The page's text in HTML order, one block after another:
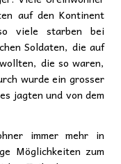
auf den Kontinent
viele starben bei
Soldaten, die auf
die so waren,
wurde ein grosser
jagten und von dem
immer mehr in
Möglichkeiten zum